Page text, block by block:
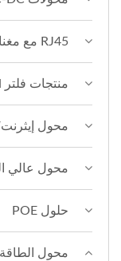
RJ45 مع مغناطيسيات
منتجات فلتر LAN
محول
محول عالي
حلول POE
محول